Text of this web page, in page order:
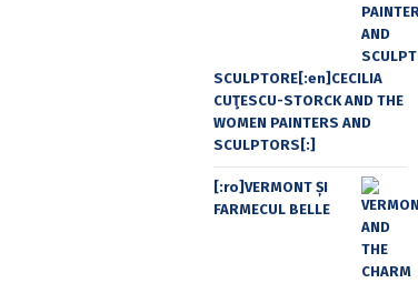
SCULPTORE[:en]CECILIA
CUŢESCU-STORCK AND THE
WOMEN PAINTERS AND
SCULPTORS[:]
[:ro]VERMONT ȘI
FARMECUL BELLE